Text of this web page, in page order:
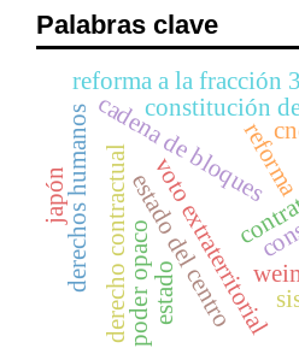
Palabras clave
cadena de bloques
derecho contractualvoto extraterritorial
reforma a la fracción
constitución
estado del centro
poder opaco
derechos humanos estado
japón